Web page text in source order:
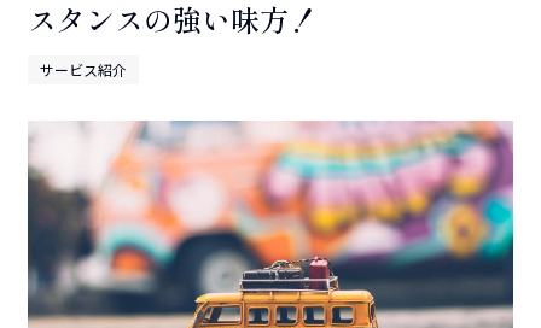
スタンスの強い味方！
サービス紹介